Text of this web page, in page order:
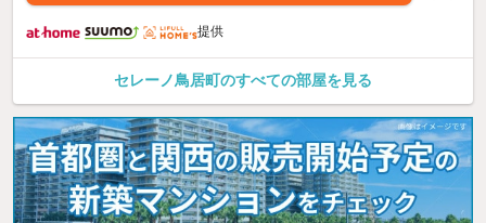
提供
セレーノ鳥居町のすべての部屋を見る